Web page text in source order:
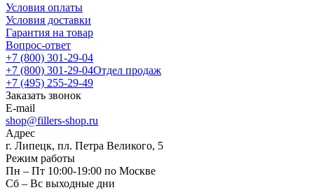
Условия оплаты
Условия доставки
Гарантия на товар
Вопрос-ответ
+7 (800) 301-29-04
+7 (800) 301-29-04Отдел продаж
+7 (495) 255-29-49
Заказать звонок
E-mail
shop@fillers-shop.ru
Адрес
г. Липецк, пл. Петра Великого, 5
Режим работы
Пн – Пт 10:00-19:00 по Москве
Сб – Вс выходные дни